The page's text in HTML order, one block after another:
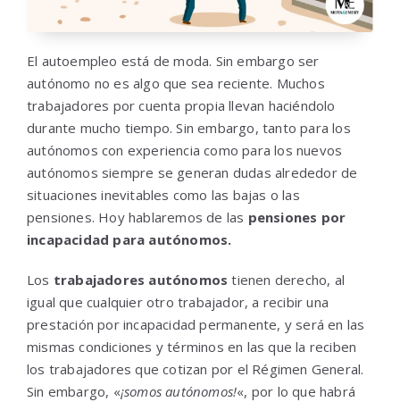
El autoempleo está de moda. Sin embargo ser
autónomo no es algo que sea reciente. Muchos
trabajadores por cuenta propia llevan haciéndolo
durante mucho tiempo. Sin embargo, tanto para los
autónomos con experiencia como para los nuevos
autónomos siempre se generan dudas alrededor de
situaciones inevitables como las bajas o las
pensiones. Hoy hablaremos de las pensiones por
incapacidad para autónomos.
Los trabajadores autónomos tienen derecho, al
igual que cualquier otro trabajador, a recibir una
prestación por incapacidad permanente, y será en las
mismas condiciones y términos en las que la reciben
los trabajadores que cotizan por el Régimen General.
Sin embargo, «¡somos autónomos!«, por lo que habrá